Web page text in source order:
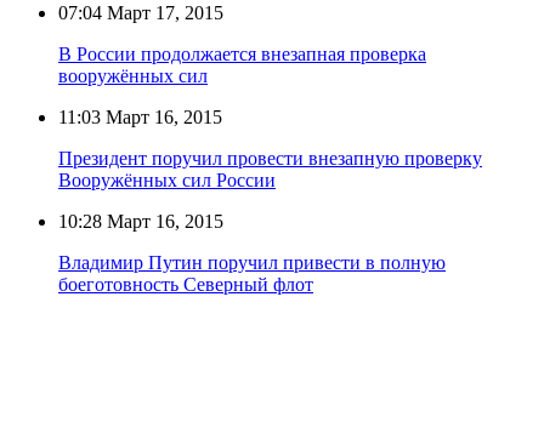
07:04 Март 17, 2015
В России продолжается внезапная проверка
вооружённых сил
11:03 Март 16, 2015
Президент поручил провести внезапную проверку
Вооружённых сил России
10:28 Март 16, 2015
Владимир Путин поручил привести в полную
боеготовность Северный флот